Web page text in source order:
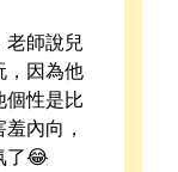
老師說兒
，因為他
個性是比
內向，
了😂